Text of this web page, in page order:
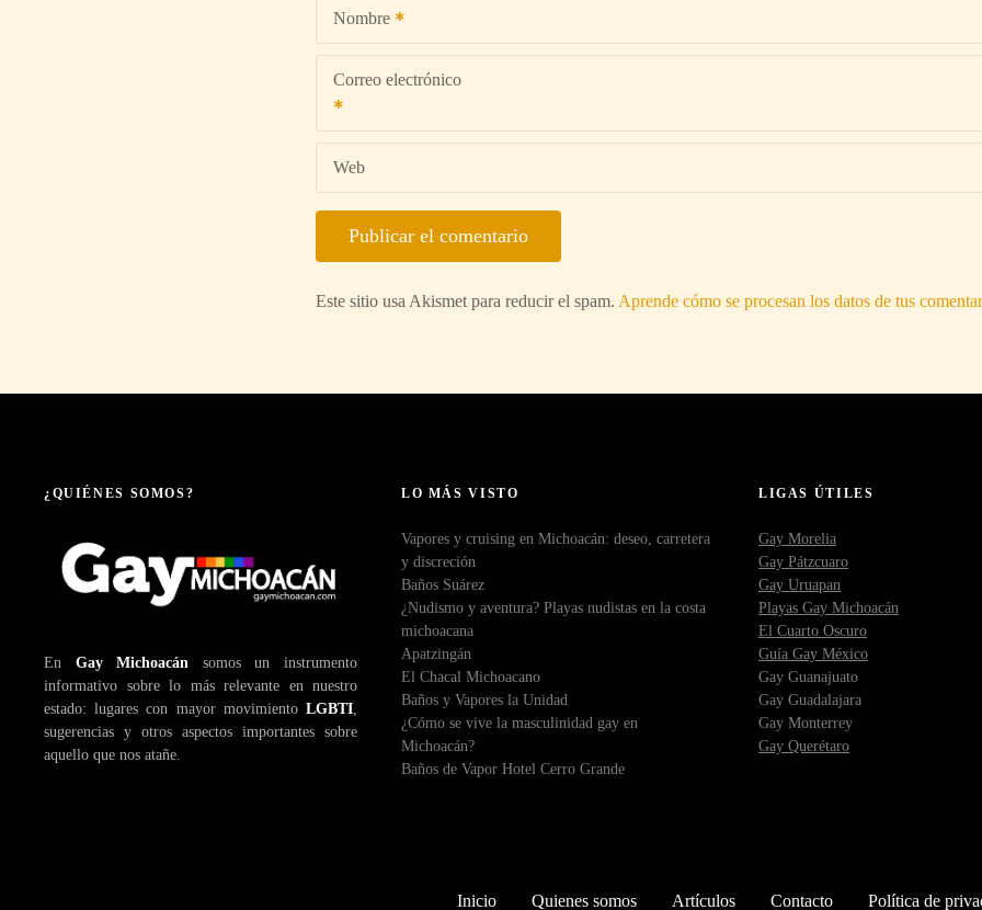
Nombre
Correo electrónico
Web
Este sitio usa Akismet para reducir el spam. Aprende cómo se procesan los datos de tus
¿QUIÉNES SOMOS?
En Gay Michoacán somos un instrumento
informativo sobre lo más relevante en nuestro
estado: lugares con mayor movimiento LGBTI,
sugerencias y otros aspectos importantes sobre
aquello que nos atañe.
LO MÁS VISTO
Vapores y cruising en Michoacán: deseo, carretera
y discreción
Baños Suárez
¿Nudismo y aventura? Playas nudistas en la costa
michoacana
Apatzingán
El Chacal Michoacano
Baños y Vapores la Unidad
¿Cómo se vive la masculinidad gay en
Michoacán?
Baños de Vapor Hotel Cerro Grande
LIGAS ÚTILES
Gay Morelia
Gay Pátzcuaro
Gay Uruapan
Playas Gay Michoacán
El Cuarto Oscuro
Guía Gay México
Gay Guanajuato
Gay Guadalajara
Gay Monterrey
Gay Querétaro
Inicio Quienes somos Artículos Contacto Política de